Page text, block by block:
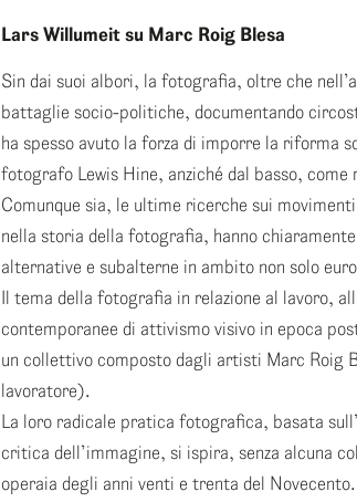
Lars Willumeit su Marc Roig Blesa
Sin dai suoi albori, la fotografia, oltre che
battaglie socio-politiche, documentando
ha spesso avuto la forza di imporre la riforma
fotografo Lewis Hine, anziché dal basso,
Comunque sia, le ultime ricerche sui
nella storia della fotografia, hanno
alternative e subalterne in ambito non solo
Il tema della fotografia in relazione al lavoro,
contemporanee di attivismo visivo in epoca
un collettivo composto dagli artisti Marc Roig
lavoratore).
La loro radicale pratica fotografica, basata
critica dell’immagine, si ispira, senza alcuna
operaia degli anni venti e trenta del